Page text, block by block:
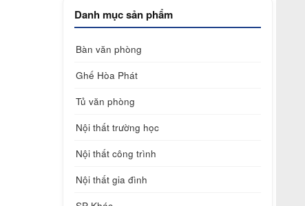
Danh mục sản phẩm
Bàn văn phòng
Ghế Hòa Phát
Tủ văn phòng
Nội thất trường học
Nội thất công trình
Nội thất gia đình